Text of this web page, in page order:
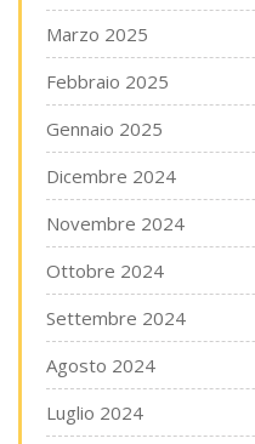
Marzo 2025
Febbraio 2025
Gennaio 2025
Dicembre 2024
Novembre 2024
Ottobre 2024
Settembre 2024
Agosto 2024
Luglio 2024